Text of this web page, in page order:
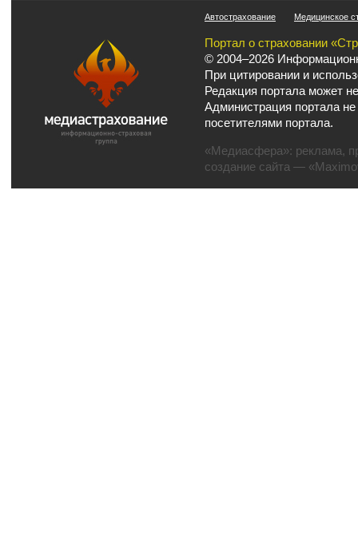
Автострахование Медицинское
Портал о страховании
© 2004–2026
При цитировании и
Редакция портала может
Администрация портала
посетителями портала.
«Медиасфера»: реклама,
создание сайта —